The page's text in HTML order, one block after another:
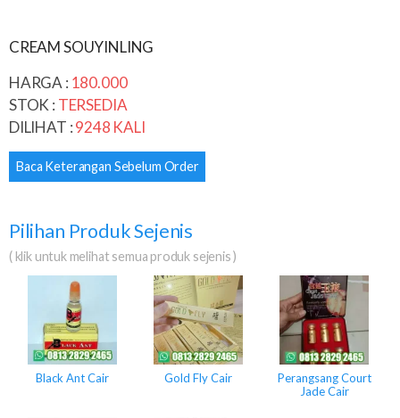
CREAM SOUYINLING
HARGA : 180.000
STOK : TERSEDIA
DILIHAT :9248 KALI
Baca Keterangan Sebelum Order
Pilihan Produk Sejenis
( klik untuk melihat semua produk sejenis )
Black Ant Cair Gold Fly Cair
Perangsang Court
Jade Cair